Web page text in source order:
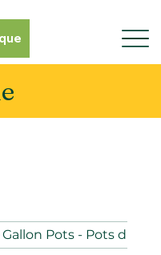
Gallon Pots - Pots d'un